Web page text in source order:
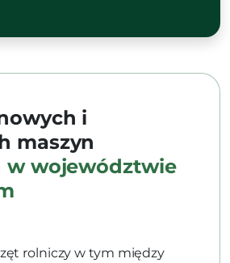
i
maszyn
w województwie
rolniczy w tym między